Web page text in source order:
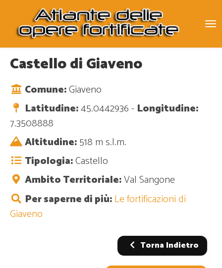
Castello di Giaveno
Comune:Giaveno
Latitudine:45.0442936 - Longitudine:
7.3508888
Altitudine:518 m s.l.m.
Tipologia:Castello
Ambito Territoriale:Val Sangone
Per saperne di più:Le fortificazioni di
Giaveno
Torna Indietro